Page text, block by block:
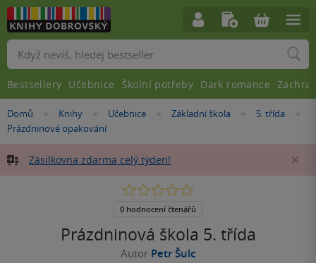
Nacházíte
se
Domů »Knihy »Učebnice »
Základní škola »
5. třída
Prázdninové opakování
Zásilkovna zdarma celý týden!
Prázdninová škola 5. třída
Autor Petr Šulc
0.0
5
0 hodnocení čtenářů
Vyhledávání
Bestsellery Učebnice Školní potřeby Dark romance